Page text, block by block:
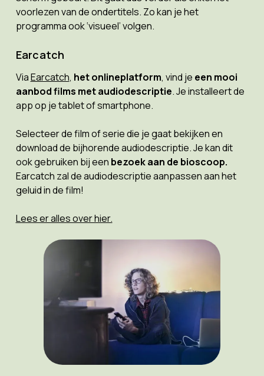
voorlezen van de ondertitels. Zo kan je het
programma ook ‘visueel’ volgen.
Earcatch
ViaEarcatch, het onlineplatform, vind je een mooi
aanbod films met audiodescriptie. Je installeert de
app op je tablet of smartphone.
Selecteer de film of serie die je gaat bekijken en
download de bijhorende audiodescriptie. Je kan dit
ook gebruiken bij een bezoek aan de bioscoop.
Earcatch zal de audiodescriptie aanpassen aan het
geluid in de film!
Lees er alles over hier.